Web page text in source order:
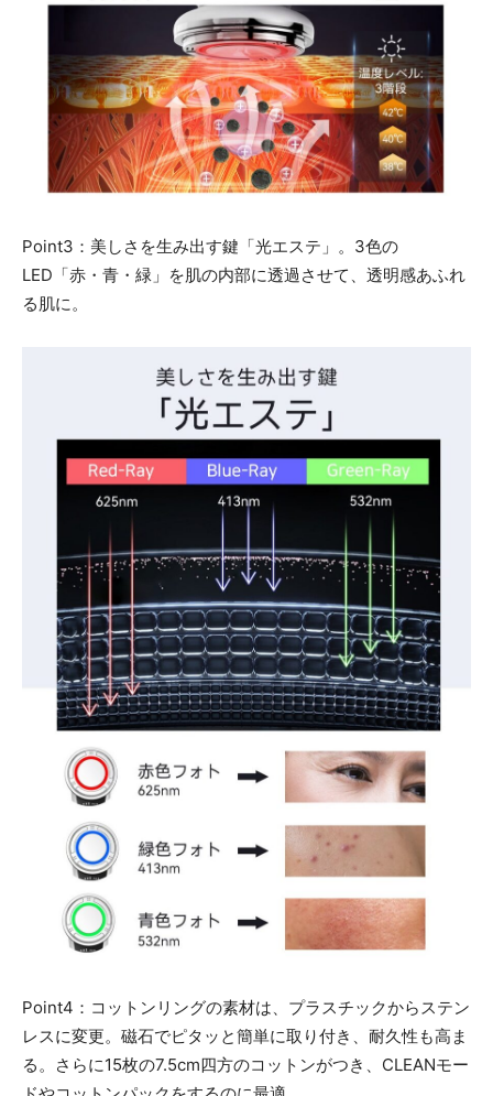
Point3：美しさを生み出す鍵「光エステ」。3色の
LED「赤・青・緑」を肌の内部に透過させて、透明感あふれ
る肌に。
Point4：コットンリングの素材は、プラスチックからステン
レスに変更。磁石でピタッと簡単に取り付き、耐久性も高ま
る。さらに15枚の7.5cm四方のコットンがつき、CLEANモー